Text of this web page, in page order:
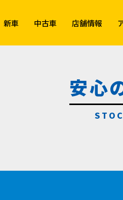
新車 中古車 店舗情報
安心